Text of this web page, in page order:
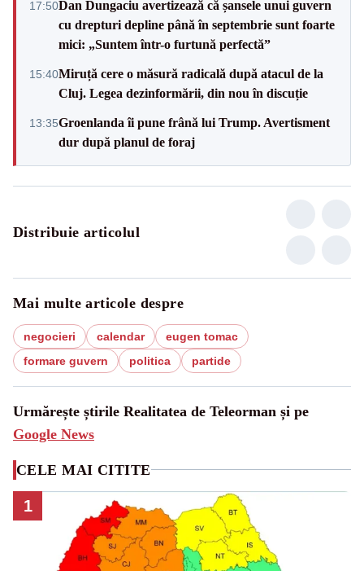
17:50Dan Dungaciu avertizează că șansele unui guvern
cu drepturi depline până în septembrie sunt foarte
mici: „Suntem într-o furtună perfectă”
15:40Miruță cere o măsură radicală după atacul de la
Cluj. Legea dezinformării, din nou în discuție
13:35Groenlanda îi pune frână lui Trump. Avertisment
dur după planul de foraj
Distribuie articolul
Mai multe articole despre
negocieri calendar
eugen tomac
formare guvern
politica partide
Urmărește știrile Realitatea de Teleorman și pe
Google News
CELE MAI CITITE
1